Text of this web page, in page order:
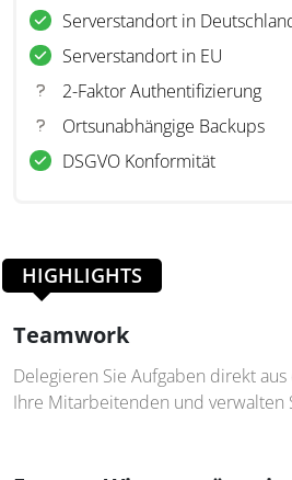
Serverstandort in
Serverstandort in EU
2-Faktor Authentifizierung
Ortsunabhängige Backups
DSGVO Konformität
HIGHLIGHTS
Teamwork
Delegieren Sie Aufgaben direkt
Ihre Mitarbeitenden und verwalten